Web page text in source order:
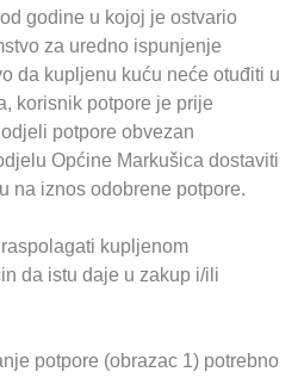
godine u kojoj je ostvario
za uredno ispunjenje
da kupljenu kuću neće otuđiti u
korisnik potpore je prije
potpore obvezan
Općine Markušica dostaviti
na iznos odobrene potpore.
kupljenom
da istu daje u zakup i/ili
potpore (obrazac 1) potrebno